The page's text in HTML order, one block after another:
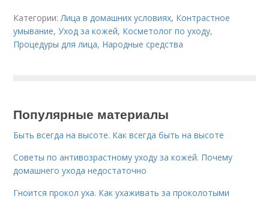
Категории:Лица в домашних условиях, Контрастное
умывание,Уход за кожей, Косметолог по уходу,
Процедуры для лица, Народные средства
Популярные материалы
Быть всегда на высоте. Как всегда быть на высоте
Советы по антивозрастному уходу за кожей. Почему
домашнего ухода недостаточно
Гноится прокол уха. Как ухаживать за проколотыми